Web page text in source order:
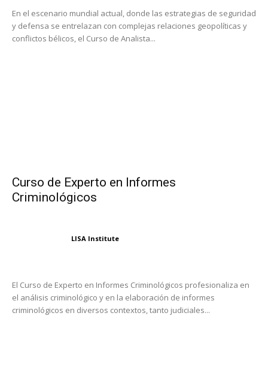
En el escenario mundial actual, donde las estrategias de seguridad
y defensa se entrelazan con complejas relaciones geopolíticas y
conflictos bélicos, el Curso de Analista...
Curso de Experto en Informes
Criminológicos
LISA Institute
El Curso de Experto en Informes Criminológicos profesionaliza en
el análisis criminológico y en la elaboración de informes
criminológicos en diversos contextos, tanto judiciales...